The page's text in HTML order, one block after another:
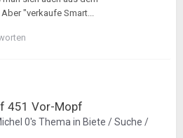
"verkaufe Smart...
451 Vor-Mopf
0's Thema in Biete / Suche /